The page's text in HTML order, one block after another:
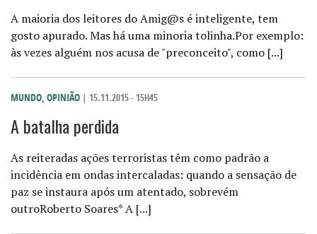
A maioria dos leitores do Amig@s é inteligente, tem
gosto apurado. Mas há uma minoria tolinha.Por exemplo:
às vezes alguém nos acusa de "preconceito", como [...]
MUNDO, OPINIÃO | 15.11.2015 - 15H45
A batalha perdida
As reiteradas ações terroristas têm como padrão a
incidência em ondas intercaladas: quando a sensação de
paz se instaura após um atentado, sobrevém
outroRoberto Soares* A [...]